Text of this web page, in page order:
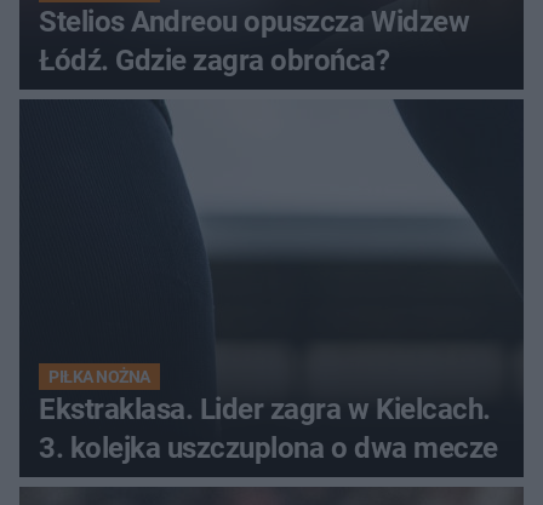
Stelios Andreou opuszcza Widzew
Łódź. Gdzie zagra obrońca?
PIŁKA NOŻNA
Ekstraklasa. Lider zagra w Kielcach.
3. kolejka uszczuplona o dwa mecze